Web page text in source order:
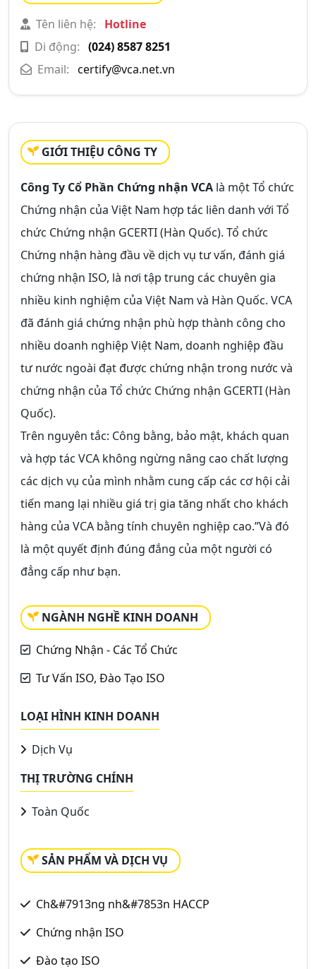
Tên liên hệ:
Hotline
Di động: (024) 8587 8251
Email: certify@vca.net.vn
GIỚI THIỆU CÔNG TY
Công Ty Cổ Phần Chứng nhận VCA là một Tổ chức
Chứng nhận của Việt Nam hợp tác liên danh với Tổ
chức Chứng nhận GCERTI (Hàn Quốc). Tổ chức
Chứng nhận hàng đầu về dịch vụ tư vấn, đánh giá
chứng nhận ISO, là nơi tập trung các chuyên gia
nhiều kinh nghiệm của Việt Nam và Hàn Quốc. VCA
đã đánh giá chứng nhận phù hợp thành công cho
nhiều doanh nghiệp Việt Nam, doanh nghiệp đầu
tư nước ngoài đạt được chứng nhận trong nước và
chứng nhận của Tổ chức Chứng nhận GCERTI (Hàn
Quốc).
Trên nguyên tắc: Công bằng, bảo mật, khách quan
và hợp tác VCA không ngừng nâng cao chất lượng
các dịch vụ của mình nhằm cung cấp các cơ hội cải
tiến mang lại nhiều giá trị gia tăng nhất cho khách
hàng của VCA bằng tính chuyên nghiệp cao.”Và đó
là một quyết định đúng đắng của một người có
đẳng cấp như bạn.
NGÀNH NGHỀ KINH DOANH
Chứng Nhận - Các Tổ Chức
Tư Vấn ISO, Đào Tạo ISO
LOẠI HÌNH KINH DOANH
Dịch Vụ
THỊ TRƯỜNG CHÍNH
Toàn Quốc
SẢN PHẨM VÀ DỊCH VỤ
Ch&#7913ng nh&#7853n HACCP
Chứng nhận ISO
Đào tạo ISO